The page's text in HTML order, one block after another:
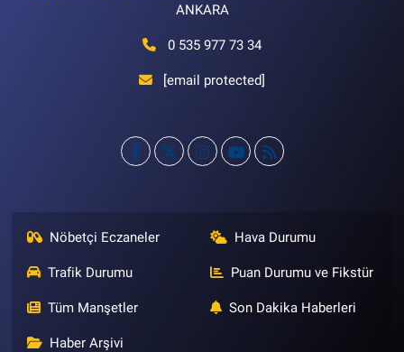
ANKARA
0 535 977 73 34
[email protected]
Nöbetçi Eczaneler Hava Durumu
Trafik Durumu Puan Durumu ve Fikstür
Tüm Manşetler Son Dakika Haberleri
Haber Arşivi